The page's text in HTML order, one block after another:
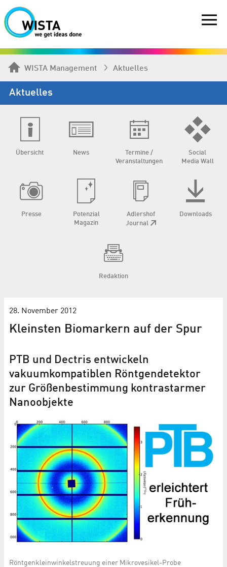
WISTA Management Aktuelles
Aktuelles
Übersicht News
Termine /
Veranstaltungen
Social
Media Wall
Presse
Potenzial
Magazin
Adlershof
Journal
Downloads
Redaktion
28. November 2012
Kleinsten Biomarkern auf der Spur
PTB und Dectris entwickeln
vakuumkompatiblen Röntgendetektor
zur Größenbestimmung kontrastarmer
Nanoobjekte
Röntgenkleinwinkelstreuung einer Mikrovesikel-Probe